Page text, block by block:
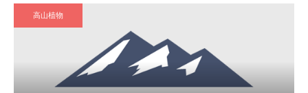
高山植物